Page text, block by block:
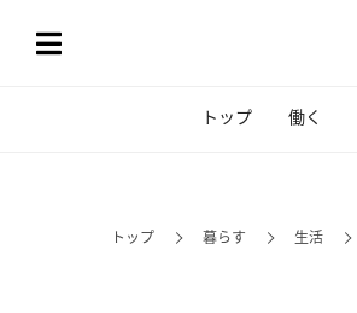
トップ 働く
トップ 暮らす 生活